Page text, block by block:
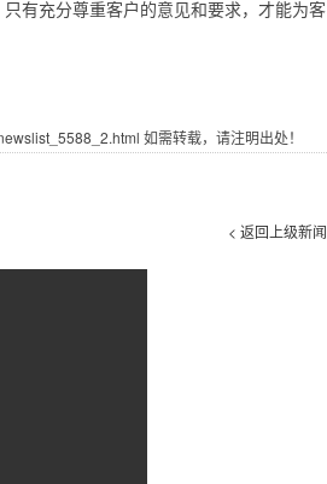
有充分尊重客户的意见和要求，才能为客
如需转载，请注明出处！
< 返回上级新闻